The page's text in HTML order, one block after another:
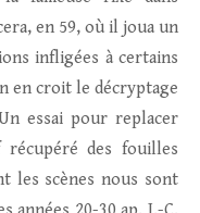
en 59, où il joua un
infligées à certains
en croit le décryptage
essai pour replacer
des fouilles
les scènes nous sont